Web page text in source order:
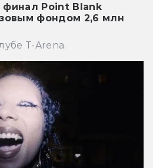
Point Blank
фондом 2,6 млн
T-Arena.